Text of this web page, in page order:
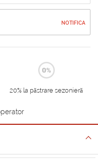
NOTIFICA
20% la păstrare sezonieră